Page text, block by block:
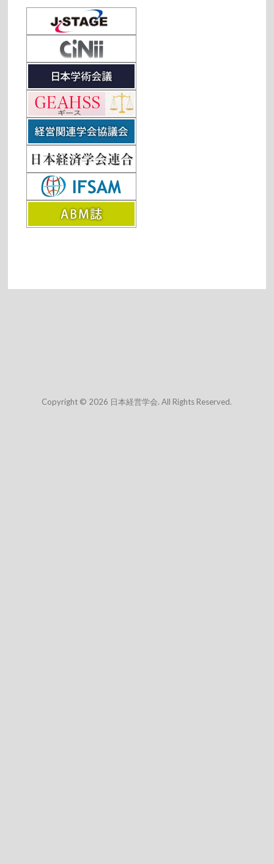
Copyright © 2026 日本経営学会. All Rights Reserved.